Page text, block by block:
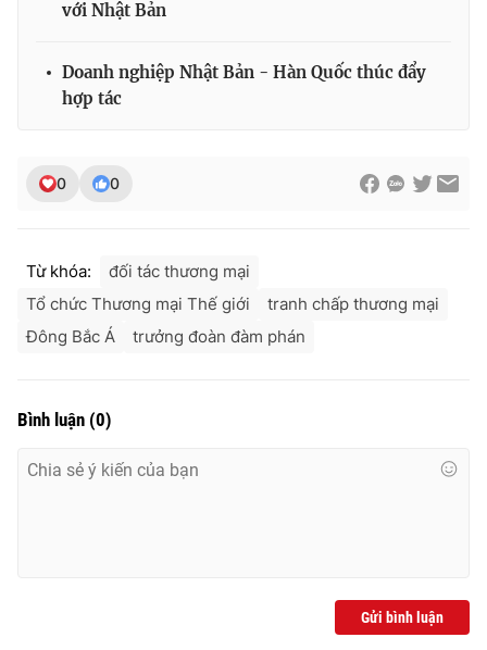
Ðiện thoại Thời báo VTV:
Liên hệ quảng cáo:024-7300.7108
thông tin từ website này.
với Nhật Bản
Doanh nghiệp Nhật Bản - Hàn Quốc thúc đẩy
hợp tác
0 0
Từ khóa:
đối tác thương mại
Tổ chức Thương mại Thế giới
tranh chấp thương mại
Đông Bắc Á
trưởng đoàn đàm phán
Bình luận (0)
Gửi bình luận